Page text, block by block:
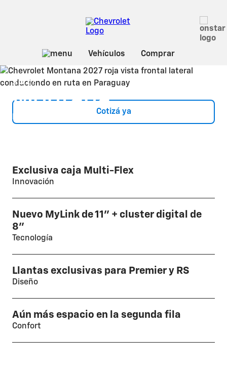
2027
MontanaCotizá ya
Exclusiva caja Multi-Flex
Innovación
Nuevo MyLink de 11" + cluster digital de
8”​
Tecnología
Llantas exclusivas para Premier y RS
Diseño
Aún más espacio en la segunda fila
Confort